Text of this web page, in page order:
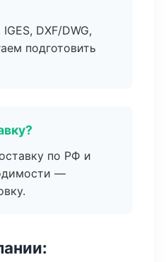
DXF/DWG,
подготовить
по РФ и
—